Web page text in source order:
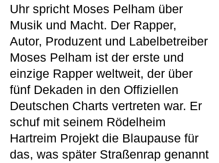
Uhr spricht Moses Pelham über
Musik und Macht. Der Rapper,
Autor, Produzent und Labelbetreiber
Moses Pelham ist der erste und
einzige Rapper weltweit, der über
fünf Dekaden in den Offiziellen
Deutschen Charts vertreten war. Er
schuf mit seinem Rödelheim
Hartreim Projekt die Blaupause für
das, was später Straßenrap genannt